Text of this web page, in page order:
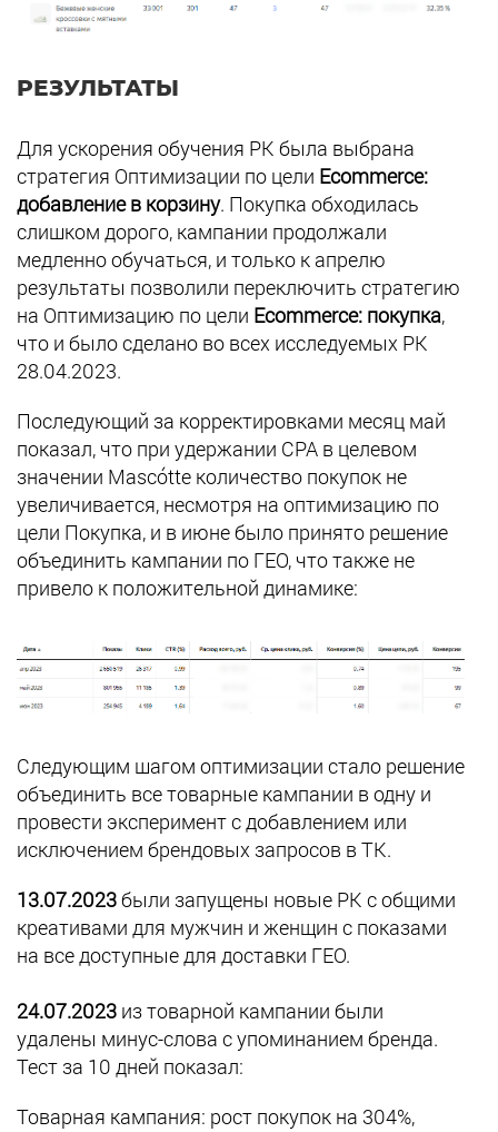
РЕЗУЛЬТАТЫ
Для ускорения обучения РК была выбрана
стратегия Оптимизации по цели Ecommerce:
добавление в корзину. Покупка обходилась
слишком дорого, кампании продолжали
медленно обучаться, и только к апрелю
результаты позволили переключить стратегию
на Оптимизацию по цели Ecommerce: покупка,
что и было сделано во всех исследуемых РК
28.04.2023.
Последующий за корректировками месяц май
показал, что при удержании СРА в целевом
значении Mascótte количество покупок не
увеличивается, несмотря на оптимизацию по
цели Покупка, и в июне было принято решение
объединить кампании по ГЕО, что также не
привело к положительной динамике:
Следующим шагом оптимизации стало решение
объединить все товарные кампании в одну и
провести эксперимент с добавлением или
исключением брендовых запросов в ТК.
13.07.2023были запущены новые РК с общими
креативами для мужчин и женщин с показами
на все доступные для доставки ГЕО.
24.07.2023 из товарной кампании были
удалены минус-слова с упоминанием бренда.
Тест за 10 дней показал:
Товарная кампания: рост покупок на 304%,